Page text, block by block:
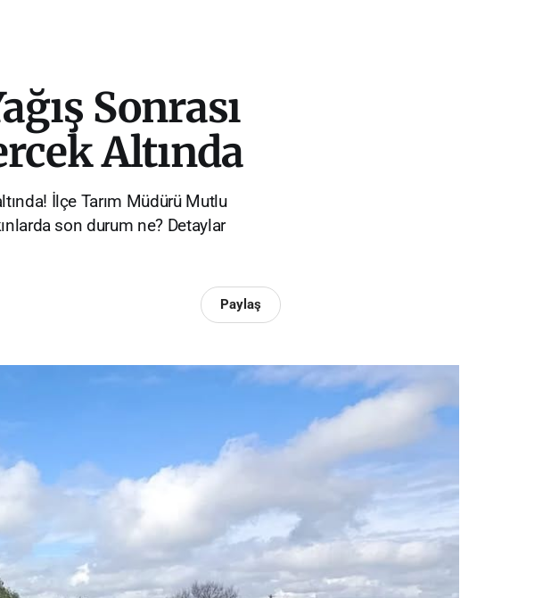
Sonrası
Altında
İlçe Tarım Müdürü Mutlu
son durum ne? Detaylar
Paylaş